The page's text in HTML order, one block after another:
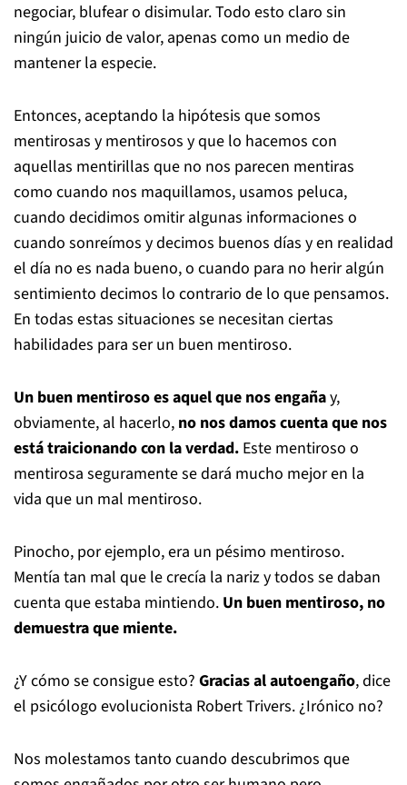
negociar, blufear o disimular. Todo esto claro sin
ningún juicio de valor, apenas como un medio de
mantener la especie.
Entonces, aceptando la hipótesis que somos
mentirosas y mentirosos y que lo hacemos con
aquellas mentirillas que no nos parecen mentiras
como cuando nos maquillamos, usamos peluca,
cuando decidimos omitir algunas informaciones o
cuando sonreímos y decimos buenos días y en realidad
el día no es nada bueno, o cuando para no herir algún
sentimiento decimos lo contrario de lo que pensamos.
En todas estas situaciones se necesitan ciertas
habilidades para ser un buen mentiroso.
Un buen mentiroso es aquel que nos engañay,
obviamente, al hacerlo, no nos damos cuenta que nos
está traicionando con la verdad. Este mentiroso o
mentirosa seguramente se dará mucho mejor en la
vida que un mal mentiroso.
Pinocho, por ejemplo, era un pésimo mentiroso.
Mentía tan mal que le crecía la nariz y todos se daban
cuenta que estaba mintiendo. Un buen mentiroso, no
demuestra que miente.
¿Y cómo se consigue esto? Gracias al autoengaño, dice
el psicólogo evolucionista Robert Trivers. ¿Irónico no?
Nos molestamos tanto cuando descubrimos que